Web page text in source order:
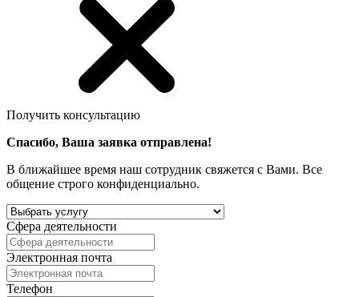
Получить консультацию
Спасибо, Ваша заявка отправлена!
В ближайшее время наш сотрудник свяжется с Вами. Все
общение строго конфиденциально.
Сфера деятельности
Электронная почта
Телефон